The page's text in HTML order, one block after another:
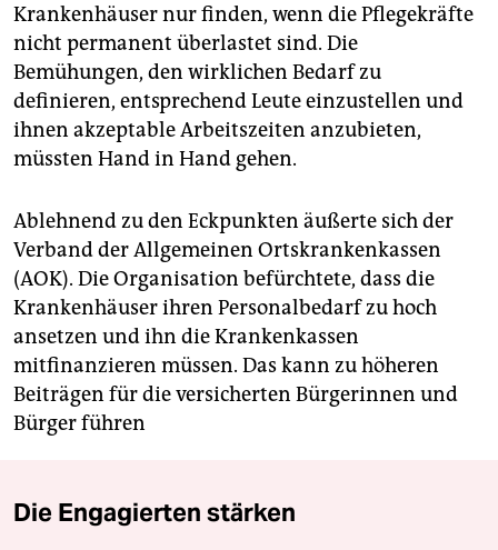
Krankenhäuser nur finden, wenn die Pflegekräfte
nicht permanent überlastet sind. Die
Bemühungen, den wirklichen Bedarf zu
definieren, entsprechend Leute einzustellen und
ihnen akzeptable Arbeitszeiten anzubieten,
müssten Hand in Hand gehen.
Ablehnend zu den Eckpunkten äußerte sich der
Verband der Allgemeinen Ortskrankenkassen
(AOK). Die Organisation befürchtete, dass die
Krankenhäuser ihren Personalbedarf zu hoch
ansetzen und ihn die Krankenkassen
mitfinanzieren müssen. Das kann zu höheren
Beiträgen für die versicherten Bürgerinnen und
Bürger führen
Die Engagierten stärken